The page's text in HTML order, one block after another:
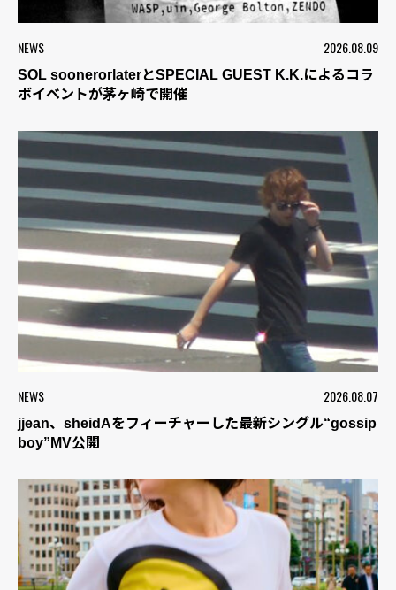
NEWS 2026.08.09
SOL soonerorlaterとSPECIAL GUEST K.K.によるコラ
ボイベントが茅ヶ崎で開催
NEWS 2026.08.07
jjean、sheidAをフィーチャーした最新シングル“gossip
boy”MV公開